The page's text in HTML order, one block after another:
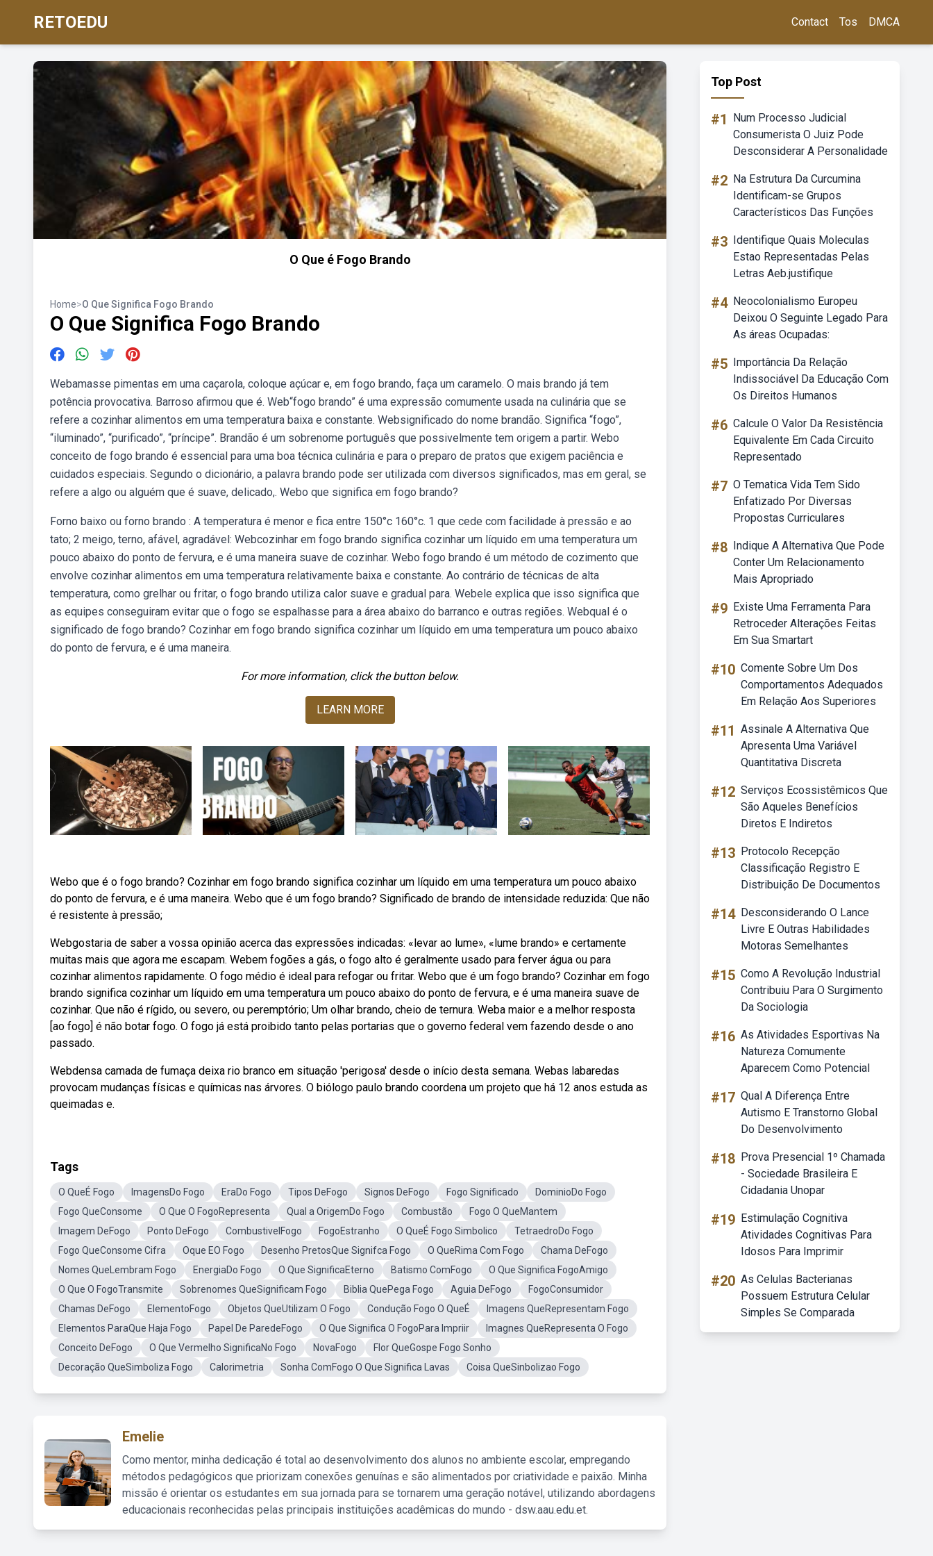
RETOEDU Contact Tos DMCA
O Que é Fogo Brando
Home>O Que Significa Fogo Brando
O Que Significa Fogo Brando
Webamasse pimentas em uma caçarola, coloque açúcar e, em fogo brando, faça um caramelo. O mais brando já tem
potência provocativa. Barroso afirmou que é. Web“fogo brando” é uma expressão comumente usada na culinária que se
refere a cozinhar alimentos em uma temperatura baixa e constante. Websignificado do nome brandão. Significa “fogo”,
“iluminado”, “purificado”, “príncipe”. Brandão é um sobrenome português que possivelmente tem origem a partir. Webo
conceito de fogo brando é essencial para uma boa técnica culinária e para o preparo de pratos que exigem paciência e
cuidados especiais. Segundo o dicionário, a palavra brando pode ser utilizada com diversos significados, mas em geral, se
refere a algo ou alguém que é suave, delicado,. Webo que significa em fogo brando?
Forno baixo ou forno brando : A temperatura é menor e fica entre 150°c 160°c. 1 que cede com facilidade à pressão e ao
tato; 2 meigo, terno, afável, agradável: Webcozinhar em fogo brando significa cozinhar um líquido em uma temperatura um
pouco abaixo do ponto de fervura, e é uma maneira suave de cozinhar. Webo fogo brando é um método de cozimento que
envolve cozinhar alimentos em uma temperatura relativamente baixa e constante. Ao contrário de técnicas de alta
temperatura, como grelhar ou fritar, o fogo brando utiliza calor suave e gradual para. Webele explica que isso significa que
as equipes conseguiram evitar que o fogo se espalhasse para a área abaixo do barranco e outras regiões. Webqual é o
significado de fogo brando? Cozinhar em fogo brando significa cozinhar um líquido em uma temperatura um pouco abaixo
do ponto de fervura, e é uma maneira.
For more information, click the button below.
LEARN MORE
Webo que é o fogo brando? Cozinhar em fogo brando significa cozinhar um líquido em uma temperatura um pouco abaixo
do ponto de fervura, e é uma maneira. Webo que é um fogo brando? Significado de brando de intensidade reduzida: Que não
é resistente à pressão;
Webgostaria de saber a vossa opinião acerca das expressões indicadas: «levar ao lume», «lume brando» e certamente
muitas mais que agora me escapam. Webem fogões a gás, o fogo alto é geralmente usado para ferver água ou para
cozinhar alimentos rapidamente. O fogo médio é ideal para refogar ou fritar. Webo que é um fogo brando? Cozinhar em fogo
brando significa cozinhar um líquido em uma temperatura um pouco abaixo do ponto de fervura, e é uma maneira suave de
cozinhar. Que não é rígido, ou severo, ou peremptório; Um olhar brando, cheio de ternura. Weba maior e a melhor resposta
[ao fogo] é não botar fogo. O fogo já está proibido tanto pelas portarias que o governo federal vem fazendo desde o ano
passado.
Webdensa camada de fumaça deixa rio branco em situação 'perigosa' desde o início desta semana. Webas labaredas
provocam mudanças físicas e químicas nas árvores. O biólogo paulo brando coordena um projeto que há 12 anos estuda as
queimadas e.
Tags
O QueÉ Fogo ImagensDo Fogo EraDo Fogo Tipos DeFogo Signos DeFogo Fogo Significado
DominioDo Fogo
Fogo QueConsome
O Que O FogoRepresenta Qual a OrigemDo Fogo Combustão
Fogo O QueMantem
Imagem DeFogo
Ponto DeFogo CombustivelFogo FogoEstranho O QueÉ Fogo Simbolico
TetraedroDo Fogo
Fogo QueConsome Cifra
Oque EO Fogo Desenho PretosQue Signifca Fogo O QueRima Com Fogo
Chama DeFogo
Nomes QueLembram Fogo
EnergiaDo Fogo O Que SignificaEterno Batismo ComFogo
O Que Significa FogoAmigo
O Que O FogoTransmite
Sobrenomes QueSignificam Fogo Biblia QuePega Fogo Aguia DeFogo
FogoConsumidor
Chamas DeFogo
ElementoFogo Objetos QueUtilizam O Fogo Condução Fogo O QueÉ
Imagens QueRepresentam Fogo
Elementos ParaQue Haja Fogo
Papel De ParedeFogo O Que Significa O FogoPara Impriir
Imagnes QueRepresenta O Fogo
Conceito DeFogo
O Que Vermelho SignificaNo Fogo NovaFogo
Flor QueGospe Fogo Sonho
Decoração QueSimboliza Fogo
Calorimetria Sonha ComFogo O Que Significa Lavas Coisa QueSinbolizao Fogo
Emelie
Como mentor, minha dedicação é total ao desenvolvimento dos alunos no ambiente escolar, empregando
métodos pedagógicos que priorizam conexões genuínas e são alimentados por criatividade e paixão. Minha
missão é orientar os estudantes em sua jornada para se tornarem uma geração notável, utilizando abordagens
educacionais reconhecidas pelas principais instituições acadêmicas do mundo - dsw.aau.edu.et.
Top Post
#1
Num Processo Judicial
Consumerista O Juiz Pode
Desconsiderar A Personalidade
#2 Na Estrutura Da Curcumina
Identificam-se Grupos
Característicos Das Funções
#3 Identifique Quais Moleculas
Estao Representadas Pelas
Letras Aeb.justifique
#4 Neocolonialismo Europeu
Deixou O Seguinte Legado Para
As áreas Ocupadas:
#5 Importância Da Relação
Indissociável Da Educação Com
Os Direitos Humanos
#6 Calcule O Valor Da Resistência
Equivalente Em Cada Circuito
Representado
#7 O Tematica Vida Tem Sido
Enfatizado Por Diversas
Propostas Curriculares
#8 Indique A Alternativa Que Pode
Conter Um Relacionamento
Mais Apropriado
#9 Existe Uma Ferramenta Para
Retroceder Alterações Feitas
Em Sua Smartart
#10 Comente Sobre Um Dos
Comportamentos Adequados
Em Relação Aos Superiores
#11 Assinale A Alternativa Que
Apresenta Uma Variável
Quantitativa Discreta
#12 Serviços Ecossistêmicos Que
São Aqueles Benefícios
Diretos E Indiretos
#13 Protocolo Recepção
Classificação Registro E
Distribuição De Documentos
#14 Desconsiderando O Lance
Livre E Outras Habilidades
Motoras Semelhantes
#15 Como A Revolução Industrial
Contribuiu Para O Surgimento
Da Sociologia
#16 As Atividades Esportivas Na
Natureza Comumente
Aparecem Como Potencial
#17 Qual A Diferença Entre
Autismo E Transtorno Global
Do Desenvolvimento
#18 Prova Presencial 1º Chamada
- Sociedade Brasileira E
Cidadania Unopar
#19 Estimulação Cognitiva
Atividades Cognitivas Para
Idosos Para Imprimir
#20 As Celulas Bacterianas
Possuem Estrutura Celular
Simples Se Comparada